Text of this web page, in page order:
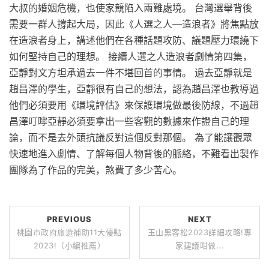
大叔的婚姻危機，也使家競陷入兩難處境。 台灣選舉背後
需要一群人撐起大局，因此《人選之人—造浪者》將焦點放
在造浪者身上，講述他們在各種話題攻防、議題壓力環繞下
如何堅持自己的理想。 接續人選之人造浪者劇情第四集，
亞靜對文方坦承過去一件不堪回首的事情。 過去亞靜就是
趙昌澤的學生，亞靜很有自己的想法，認為趙昌澤也教導過
他們必須要用《環境評估》來保護環境做最後防線，不過趙
昌澤叮嚀亞靜必須要拿出一些客觀的數據來作證自己的理
論，而不是去外頭抗議反對這個反對那個。 為了能讓觀眾
快速地進入劇情、了解每個人物背後的脈絡，不難看出製作
團隊為了作品的完美，煞費了多少苦心。
PREVIOUS
桃園市政府旅遊補助11大優點
2023!（小編推薦）
NEXT
玉山黑客松2023詳細攻略!專
家建議咁做...